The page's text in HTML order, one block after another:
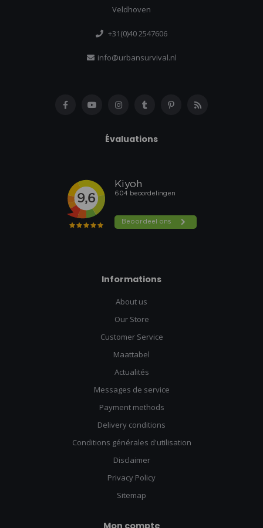
Veldhoven
+31(0)40 2547606
info@urbansurvival.nl
Évaluations
Informations
About us
Our Store
Customer Service
Maattabel
Actualités
Messages de service
Payment methods
Delivery conditions
Conditions générales d'utilisation
Disclaimer
Privacy Policy
Sitemap
Mon compte